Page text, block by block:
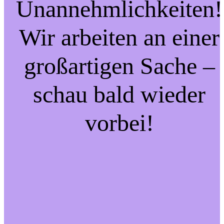
Unannehmlichkeiten!
Wir arbeiten an einer
großartigen Sache –
schau bald wieder
vorbei!